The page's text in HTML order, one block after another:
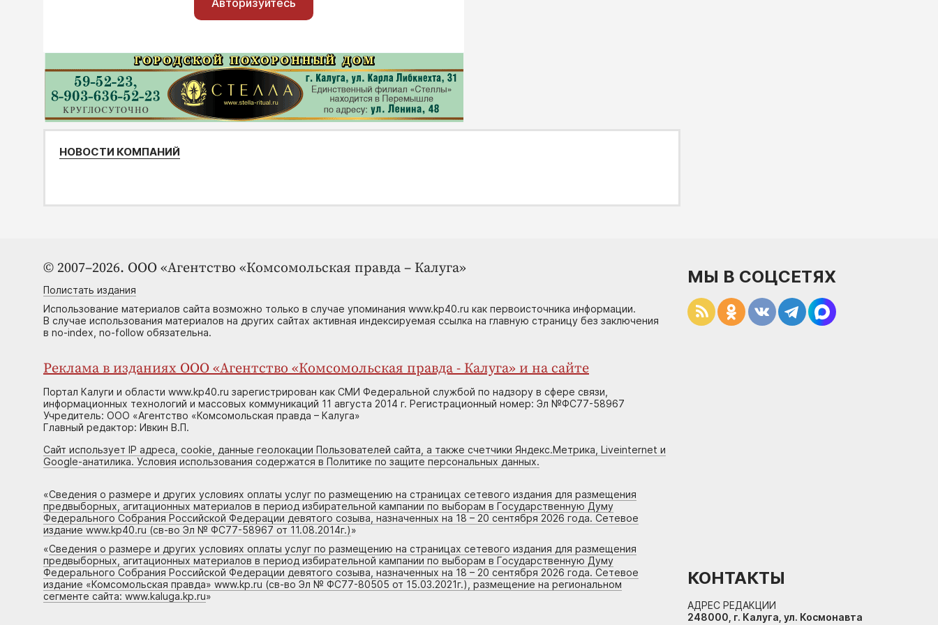
Авторизуйтесь
НОВОСТИ КОМПАНИЙ
© 2007–2026. ООО «Агентство «Комсомольская правда – Калуга»
Полистать издания
Использование материалов сайта возможно только в случае упоминания www.kp40.ru как первоисточника информации.
В случае использования материалов на других сайтах активная индексируемая ссылка на главную страницу без заключения
в no-index, no-follow обязательна.
Реклама в изданиях ООО «Агентство «Комсомольская правда - Калуга» и на сайте
Портал Калуги и области www.kp40.ru зарегистрирован как СМИ Федеральной службой по надзору в сфере связи,
информационных технологий и массовых коммуникаций 11 августа 2014 г. Регистрационный номер: Эл №ФС77-58967
Учредитель: ООО «Агентство «Комсомольская правда – Калуга»
Главный редактор: Ивкин В.П.
Сайт использует IP адреса, cookie, данные геолокации Пользователей сайта, а также счетчики Яндекс.Метрика, Liveinternet и
Google-анатилика. Условия использования содержатся в Политике по защите персональных данных.
«Сведения о размере и других условиях оплаты услуг по размещению на страницах сетевого издания для размещения
предвыборных, агитационных материалов в период избирательной кампании по выборам в Государственную Думу
Федерального Собрания Российской Федерации девятого созыва, назначенных на 18 – 20 сентября 2026 года. Сетевое
издание www.kp40.ru (св-во Эл № ФС77-58967 от 11.08.2014г.)»
«Сведения о размере и других условиях оплаты услуг по размещению на страницах сетевого издания для размещения
предвыборных, агитационных материалов в период избирательной кампании по выборам в Государственную Думу
Федерального Собрания Российской Федерации девятого созыва, назначенных на 18 – 20 сентября 2026 года. Сетевое
издание «Комсомольская правда» www.kp.ru (св-во Эл № ФС77-80505 от 15.03.2021г.), размещение на региональном
сегменте сайта: www.kaluga.kp.ru»
МЫ В СОЦСЕТЯХ
КОНТАКТЫ
АДРЕС РЕДАКЦИИ
248000, г. Калуга, ул. Космонавта